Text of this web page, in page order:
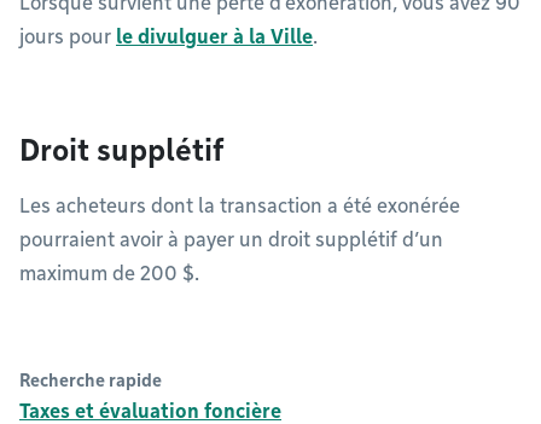
jours pour le divulguer à la Ville.
Droit supplétif
Les acheteurs dont la transaction a été exonérée
pourraient avoir à payer un droit supplétif d’un
maximum de 200 $.
Recherche rapide
Taxes et évaluation foncière